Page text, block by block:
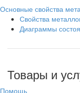
Основные свойства
Свойства
Диаграммы
Товары и
Помощь